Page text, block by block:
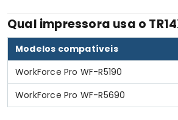
Qual impressora usa o
Modelos compatíveis
WorkForce Pro WF-R5190
WorkForce Pro WF-R5690